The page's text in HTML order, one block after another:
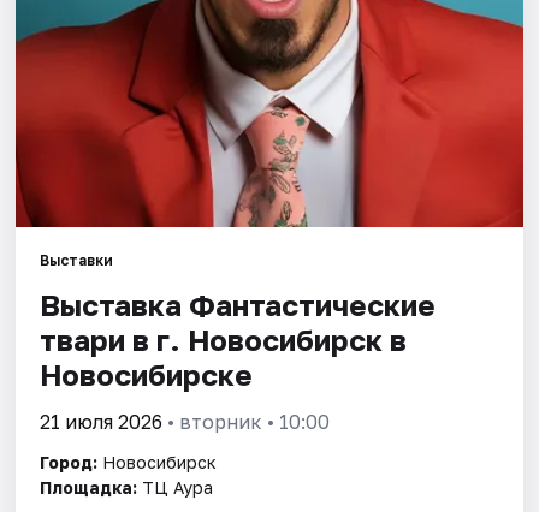
Рейтинги
Выставки
Выставка Фантастические
твари в г. Новосибирск в
Новосибирске
21 июля 2026 • вторник • 10:00
Город: Новосибирск
Площадка: ТЦ Аура